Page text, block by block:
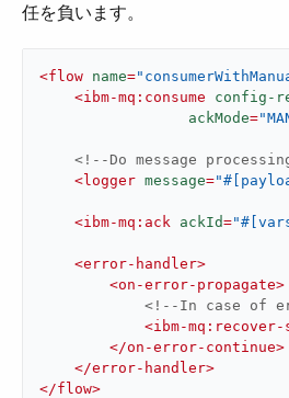
任を負います。
<flow name=
<ibm-mq:consume config-
ackMode=
<!--Do message
<logger message=
<ibm-mq:ack ackId=
<error-handler>
<on-error-propagate>
<!--In case of
<ibm-mq:recover-
</on-error-continue>
</error-handler>
</flow>